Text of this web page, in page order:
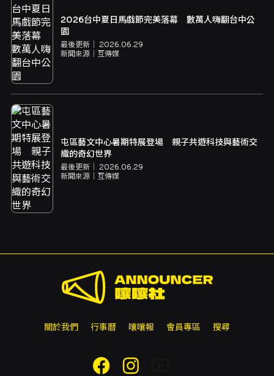
2026台中夏日馬戲節完美落幕 數萬人嗨翻台中公
園
最後更新｜ 2026.06.29
新聞來源｜ 互傳媒
屯區藝文中心暑期特展登場 親子共遊科技與藝術交
織的奇幻世界
最後更新｜ 2026.06.29
新聞來源｜ 互傳媒
關於我們 行事曆 嚷嚷報 會員專區 搜尋